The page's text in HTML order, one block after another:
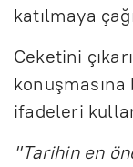
katılmaya
Ceketini
ifadeleri
''Tarihin en